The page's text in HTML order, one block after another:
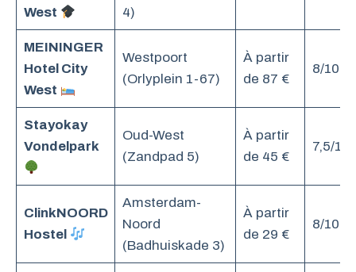
West
4)
MEININGER
Hotel City
West
Westpoort
(Orlyplein 1-67)
À partir
de 87 €
8/10
Stayokay
Vondelpark
Oud-West
(Zandpad 5)
À partir
de 45 €
7,5/10
ClinkNOORD
Hostel
Amsterdam-
Noord
(Badhuiskade 3)
À partir
de 29 €
8/10